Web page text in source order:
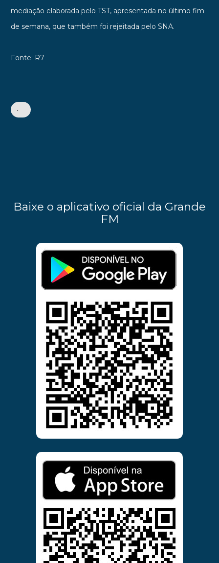
mediação elaborada pelo TST, apresentada no último fim
de semana, que também foi rejeitada pelo SNA.
Fonte: R7
•
Baixe o aplicativo oficial da Grande
FM